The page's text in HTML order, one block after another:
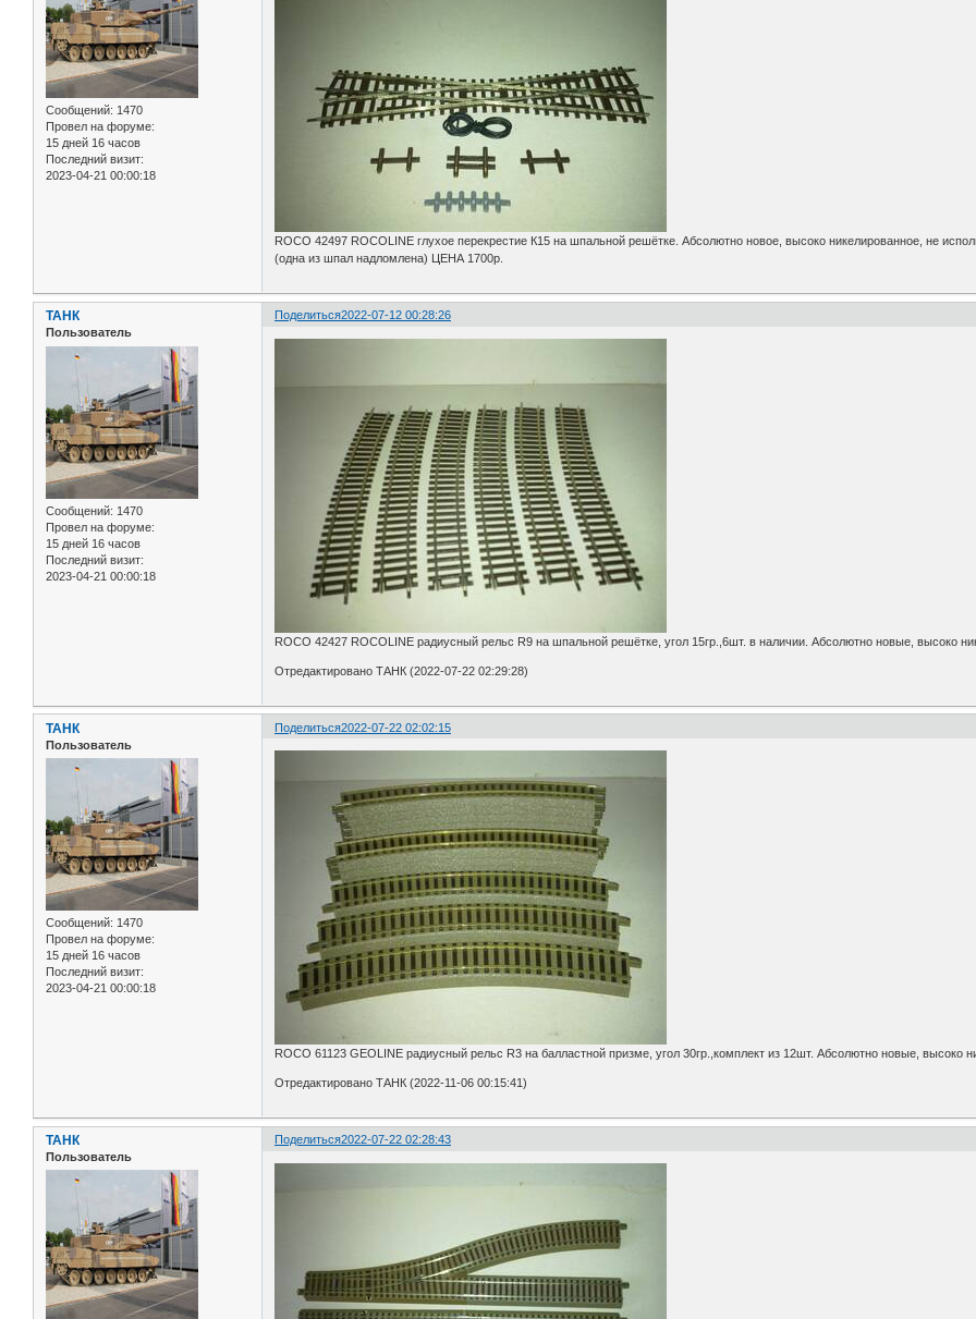
Сообщений: 1470
Провел на форуме:
15 дней 16 часов
Последний визит:
2023-04-21 00:00:18
ROCO 42497 ROCOLINE глухое перекрестие К15 на шпальной решётке. Абсолютно новое, высоко никелированное, не
(одна из шпал надломлена) ЦЕНА 1700р.
Поделиться2022-07-12 00:28:26
ТАНК
Пользователь
Сообщений: 1470
Провел на форуме:
15 дней 16 часов
Последний визит:
2023-04-21 00:00:18
ROCO 42427 ROCOLINE радиусный рельс R9 на шпальной решётке, угол 15гр.,6шт. в наличии. Абсолютно новые,
Отредактировано ТАНК (2022-07-22 02:29:28)
Поделиться2022-07-22 02:02:15
ТАНК
Пользователь
Сообщений: 1470
Провел на форуме:
15 дней 16 часов
Последний визит:
2023-04-21 00:00:18
ROCO 61123 GEOLINE радиусный рельс R3 на балластной призме, угол 30гр.,комплект из 12шт. Абсолютно новые,
Отредактировано ТАНК (2022-11-06 00:15:41)
Поделиться2022-07-22 02:28:43
ТАНК
Пользователь